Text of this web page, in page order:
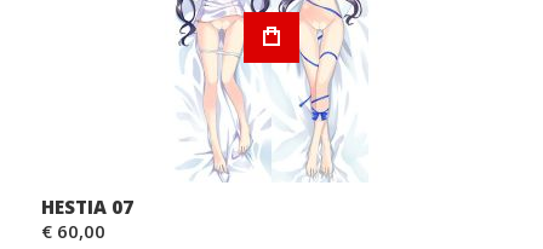
HESTIA 07
€ 60,00